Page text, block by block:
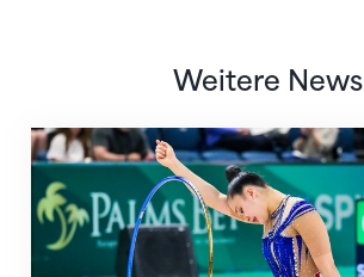
Weitere News
Nächster Halt: Weltmeisterschaft